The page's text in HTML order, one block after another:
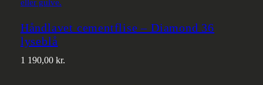
Håndlavet cementflise – Diamond 36
lyseblå
1 190,00 kr.